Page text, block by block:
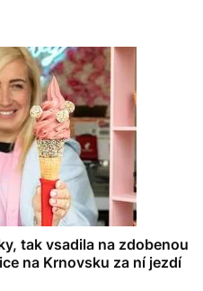
tak vsadila na zdobenou
na Krnovsku za ní jezdí